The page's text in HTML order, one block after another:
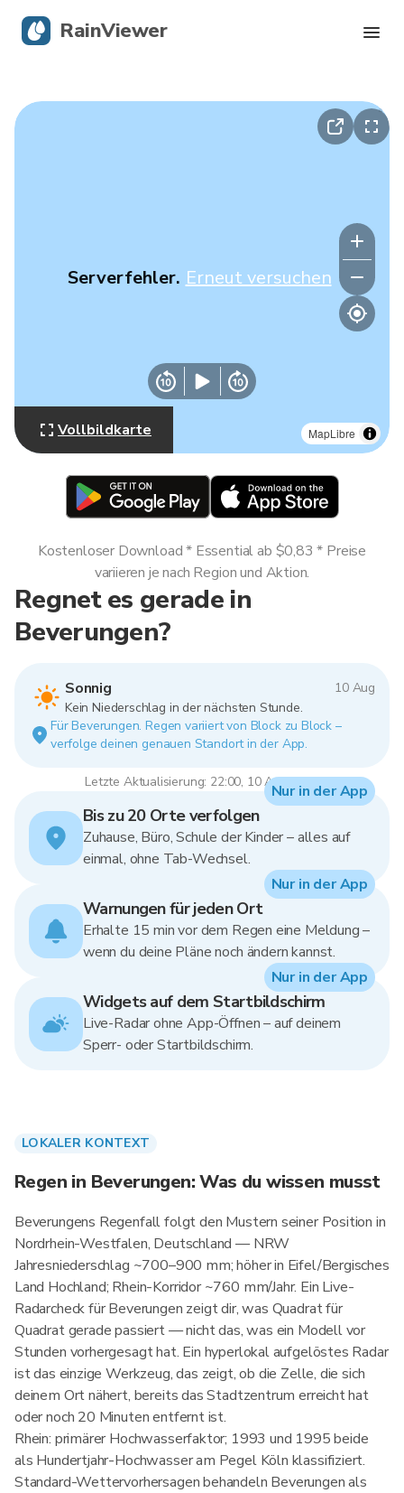
MapLibre
Serverfehler. Erneut versuchen
Vollbildkarte
Regnet es gerade in
Beverungen?
Sonnig
10 Aug
Kein Niederschlag in der nächsten Stunde.
Für Beverungen. Regen variiert von Block zu Block –
verfolge deinen genauen Standort in der App.
Letzte Aktualisierung: 22:00, 10 Aug 2026
Kostenloser Download * Essential ab $0,83 * Preise
variieren je nach Region und Aktion.
Bis zu 20 Orte verfolgen
Zuhause, Büro, Schule der Kinder – alles auf
einmal, ohne Tab-Wechsel.
Nur in der App
Warnungen für jeden Ort
Erhalte 15 min vor dem Regen eine Meldung –
wenn du deine Pläne noch ändern kannst.
Nur in der App
Widgets auf dem Startbildschirm
Live-Radar ohne App-Öffnen – auf deinem
Sperr- oder Startbildschirm.
Nur in der App
LOKALER KONTEXT
Regen in Beverungen: Was du wissen musst
Beverungens Regenfall folgt den Mustern seiner Position in
Nordrhein-Westfalen, Deutschland — NRW
Jahresniederschlag ~700–900 mm; höher in Eifel/Bergisches
Land Hochland; Rhein-Korridor ~760 mm/Jahr. Ein Live-
Radarcheck für Beverungen zeigt dir, was Quadrat für
Quadrat gerade passiert — nicht das, was ein Modell vor
Stunden vorhergesagt hat. Ein hyperlokal aufgelöstes Radar
ist das einzige Werkzeug, das zeigt, ob die Zelle, die sich
deinem Ort nähert, bereits das Stadtzentrum erreicht hat
oder noch 20 Minuten entfernt ist.
Rhein: primärer Hochwasserfaktor; 1993 und 1995 beide
als Hundertjahr-Hochwasser am Pegel Köln klassifiziert.
Standard-Wettervorhersagen behandeln Beverungen als
RainViewer